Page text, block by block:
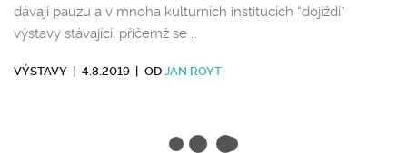
dávají pauzu a v mnoha kulturních institucích “dojíždí”
výstavy stávající, přičemž se …
VÝSTAVY 4.8.2019 OD JAN ROYT